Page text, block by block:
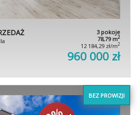
3 pokoje
78,79 m2
12 184,29 zł/m2
960 000 zł
BEZ PROWIZJI